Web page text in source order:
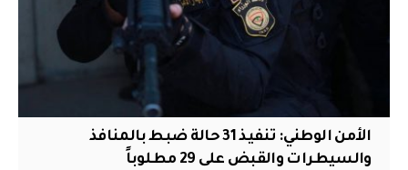
الأمن الوطني: تنفيذ 31 حالة ضبط بالمنافذ
والسيطرات والقبض على 29 مطلوباً